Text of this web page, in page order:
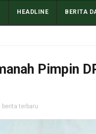
HEADLINE BERITA
Pimpin
berita terbaru